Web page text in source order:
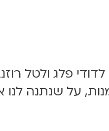
פלג ולטל
על שנתנה